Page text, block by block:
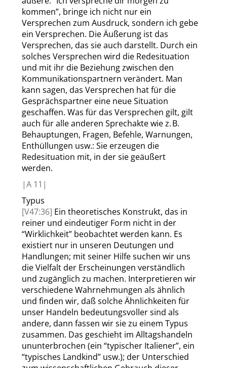
kommen”, bringe ich nicht nur ein
Versprechen zum Ausdruck, sondern ich gebe
ein Versprechen. Die Äußerung ist das
Versprechen, das sie auch darstellt. Durch ein
solches Versprechen wird die Redesituation
und mit ihr die Beziehung zwischen den
Kommunikationspartnern verändert. Man
kann sagen, das Versprechen hat für die
Gesprächspartner eine neue Situation
geschaffen. Was für das Versprechen gilt, gilt
auch für alle anderen Sprechakte wie z. B.
Behauptungen, Fragen, Befehle, Warnungen,
Enthüllungen usw.: Sie erzeugen die
Redesituation mit, in der sie geäußert
werden.
|A 11|
Typus
[V47:36] Ein theoretisches Konstrukt, das in
reiner und eindeutiger Form nicht in der
“Wirklichkeit” beobachtet werden kann. Es
existiert nur in unseren Deutungen und
Handlungen; mit seiner Hilfe suchen wir uns
die Vielfalt der Erscheinungen verständlich
und zugänglich zu machen. Interpretieren wir
verschiedene Wahrnehmungen als ähnlich
und finden wir, daß solche Ähnlichkeiten für
unser Handeln bedeutungsvoller sind als
andere, dann fassen wir sie zu einem Typus
zusammen. Das geschieht im Alltagshandeln
ununterbrochen (ein “typischer Italiener”, ein
“typisches Landkind” usw.); der Unterschied